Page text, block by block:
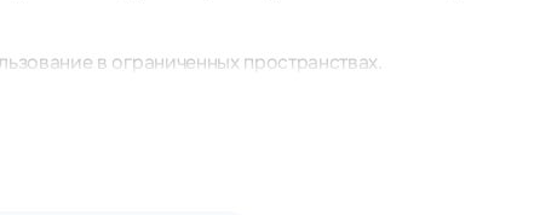
в ограниченных пространствах.